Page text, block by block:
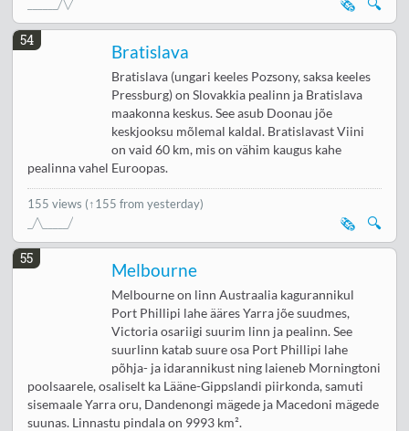
🔍
🗞️
54
Bratislava
Bratislava (ungari keeles Pozsony, saksa keeles
Pressburg) on Slovakkia pealinn ja Bratislava
maakonna keskus. See asub Doonau jõe
keskjooksu mõlemal kaldal. Bratislavast Viini
on vaid 60 km, mis on vähim kaugus kahe
pealinna vahel Euroopas.
155 views (↑155 from yesterday)
🔍
🗞️
55
Melbourne
Melbourne on linn Austraalia kagurannikul
Port Phillipi lahe ääres Yarra jõe suudmes,
Victoria osariigi suurim linn ja pealinn. See
suurlinn katab suure osa Port Phillipi lahe
põhja- ja idarannikust ning laieneb Morningtoni
poolsaarele, osaliselt ka Lääne-Gippslandi piirkonda, samuti
sisemaale Yarra oru, Dandenongi mägede ja Macedoni mägede
suunas. Linnastu pindala on 9993 km².